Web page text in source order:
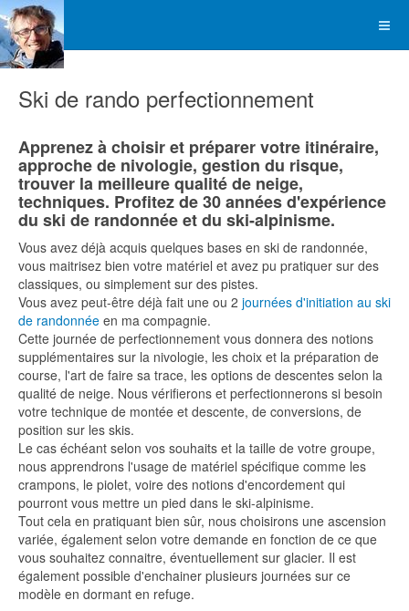
Ski de rando perfectionnement
Apprenez à choisir et préparer votre itinéraire,
approche de nivologie, gestion du risque,
trouver la meilleure qualité de neige,
techniques. Profitez de 30 années d'expérience
du ski de randonnée et du ski-alpinisme.
Vous avez déjà acquis quelques bases en ski de randonnée,
vous maitrisez bien votre matériel et avez pu pratiquer sur des
classiques, ou simplement sur des pistes.
Vous avez peut-être déjà fait une ou 2 journées d'initiation au ski
de randonnée en ma compagnie.
Cette journée de perfectionnement vous donnera des notions
supplémentaires sur la nivologie, les choix et la préparation de
course, l'art de faire sa trace, les options de descentes selon la
qualité de neige. Nous vérifierons et perfectionnerons si besoin
votre technique de montée et descente, de conversions, de
position sur les skis.
Le cas échéant selon vos souhaits et la taille de votre groupe,
nous apprendrons l'usage de matériel spécifique comme les
crampons, le piolet, voire des notions d'encordement qui
pourront vous mettre un pied dans le ski-alpinisme.
Tout cela en pratiquant bien sûr, nous choisirons une ascension
variée, également selon votre demande en fonction de ce que
vous souhaitez connaitre, éventuellement sur glacier. Il est
également possible d'enchainer plusieurs journées sur ce
modèle en dormant en refuge.